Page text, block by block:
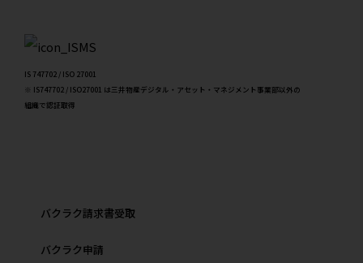
IS 747702 / ISO 27001
※ IS747702 / ISO27001 は三井物産デジタル・アセット・マネジメント事業部以外の
組織で認証取得
バクラク請求書受取
バクラク申請